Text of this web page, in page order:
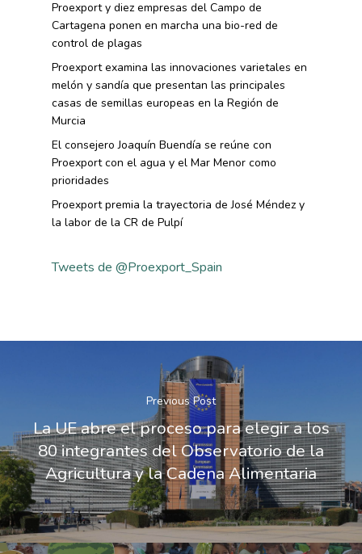
Proexport y diez empresas del Campo de
Cartagena ponen en marcha una bio-red de
control de plagas
Proexport examina las innovaciones varietales en
melón y sandía que presentan las principales
casas de semillas europeas en la Región de
Murcia
El consejero Joaquín Buendía se reúne con
Proexport con el agua y el Mar Menor como
prioridades
Proexport premia la trayectoria de José Méndez y
la labor de la CR de Pulpí
Tweets de @Proexport_Spain
Previous Post
La UE abre el proceso para elegir a los
80 integrantes del Observatorio de la
Agricultura y la Cadena Alimentaria
Sostenibilidad
Campañas De
Frutas Y Hortalizas
Concurso
Nuves. Nutrición
Sostenible